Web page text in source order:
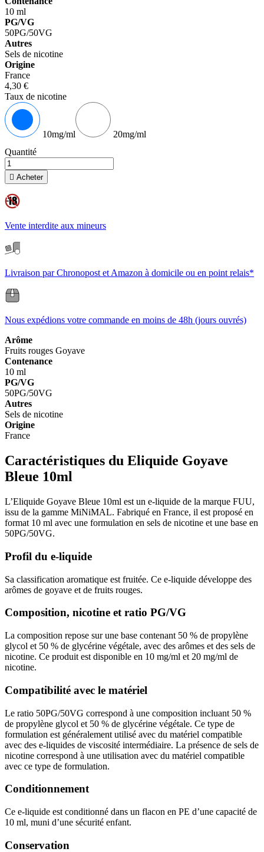
10 ml
PG/VG
50PG/50VG
Autres
Sels de nicotine
Origine
France
4,30 €
Taux de nicotine
10mg/ml
20mg/ml
Quantité
 Acheter
Vente interdite aux mineurs
Livraison par Chronopost et Amazon à domicile ou en point relais*
Nous expédions votre commande en moins de 48h (jours ouvrés)
Arôme
Fruits rouges Goyave
Contenance
10 ml
PG/VG
50PG/50VG
Autres
Sels de nicotine
Origine
France
Caractéristiques du Eliquide Goyave
Bleue 10ml
L’Eliquide Goyave Bleue 10ml est un e-liquide de la marque FUU,
issu de la gamme MiNiMAL. Fabriqué en France, il est proposé en
format 10 ml avec une formulation en sels de nicotine et une base en
50PG/50VG.
Profil du e-liquide
Sa classification aromatique est fruitée. Ce e-liquide développe des
arômes de goyave et de fruits rouges.
Composition, nicotine et ratio PG/VG
La composition repose sur une base contenant 50 % de propylène
glycol et 50 % de glycérine végétale, avec des arômes et des sels de
nicotine. Ce produit est disponible en 10 mg/ml et 20 mg/ml de
nicotine.
Compatibilité avec le matériel
Le ratio 50PG/50VG correspond à une composition incluant 50 %
de propylène glycol et 50 % de glycérine végétale. Ce type de
formulation est généralement utilisé avec du matériel compatible
avec des e-liquides de viscosité intermédiaire. La présence de sels de
nicotine correspond à une utilisation avec du matériel compatible
avec ce type de formulation.
Conditionnement
Ce e-liquide est conditionné dans un flacon en PE d’une capacité de
10 ml, muni d’une sécurité enfant.
Conservation